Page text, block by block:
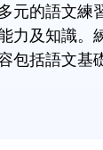
元的語文練
力及知識。
包括語文基